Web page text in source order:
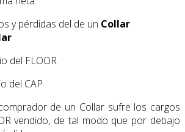
y pérdidas del de un Collar
del FLOOR
del CAP
de un Collar sufre los cargos
vendido, de tal modo que por debajo